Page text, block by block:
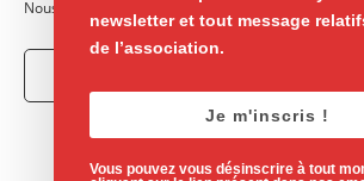
Nous utilisons des cookies pour optimiser notre
Refuser
Mentions légales
Vie
Politique de cookies
newsletter et tout message
de l’association.
Je m'inscris !
Vous pouvez vous désinscrire à tout